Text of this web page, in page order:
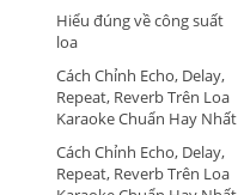
Hiểu đúng về công suất
loa
Cách Chỉnh Echo, Delay,
Repeat, Reverb Trên Loa
Karaoke Chuẩn Hay Nhất
Cách Chỉnh Echo, Delay,
Repeat, Reverb Trên Loa